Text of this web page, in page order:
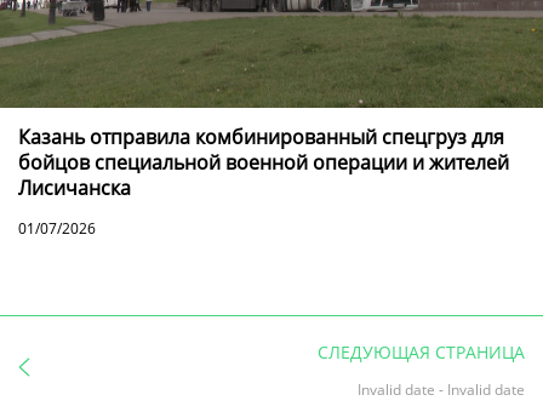
Казань отправила комбинированный спецгруз для
бойцов специальной военной операции и жителей
Лисичанска
01/07/2026
СЛЕДУЮЩАЯ СТРАНИЦА
Invalid date - Invalid date